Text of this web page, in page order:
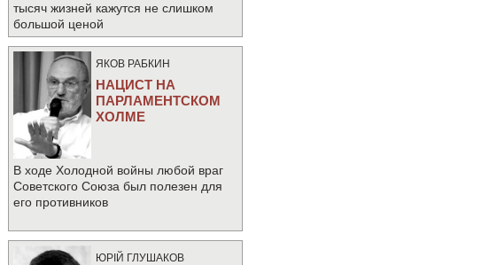
тысяч жизней кажутся не слишком
большой ценой
ЯКОВ РАБКИН
НАЦИСТ НА
ПАРЛАМЕНТСКОМ
ХОЛМЕ
В ходе Холодной войны любой враг
Советского Союза был полезен для
его противников
ЮРIЙ ГЛУШАКОВ